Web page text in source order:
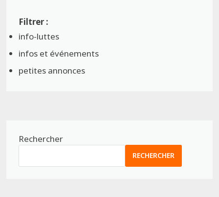
info-luttes
infos et événements
petites annonces
Rechercher
RECHERCHER